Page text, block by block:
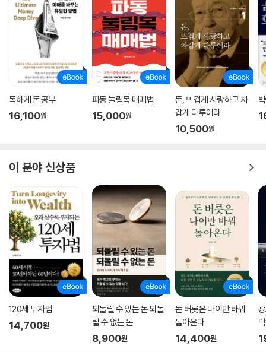
독하게 돈 공부
16,100원
파동 눌림목 매매법
15,000원
돈, 뜨겁게 사랑하고 차
갑게 다루어라
10,500원
이 분야 신상품
120세 투자법
14,700원
되돌릴 수 있는 돈 되돌
릴 수 없는 돈
8,900원
돈 버릇은 나이만 바꿔
돌아온다
14,400원